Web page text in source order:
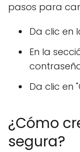
pasos para
Da clic en
En la
Da clic en
¿Cómo
segura?